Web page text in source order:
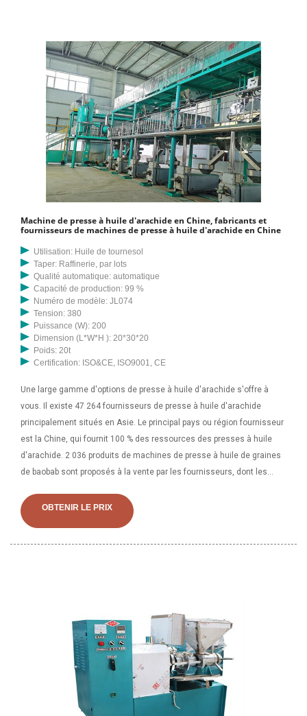
Machine de presse à huile d'arachide en Chine, fabricants et
fournisseurs de machines de presse à huile d'arachide en Chine
Utilisation: Huile de tournesol
Taper: Raffinerie, par lots
Qualité automatique: automatique
Capacité de production: 99 %
Numéro de modèle: JL074
Tension: 380
Puissance (W): 200
Dimension (L*W*H ): 20*30*20
Poids: 20t
Certification: ISO&CE, ISO9001, CE
Une large gamme d'options de presse à huile d'arachide s'offre à
vous. Il existe 47 264 fournisseurs de presse à huile d'arachide
principalement situés en Asie. Le principal pays ou région fournisseur
est la Chine, qui fournit 100 % des ressources des presses à huile
d'arachide. 2 036 produits de machines de presse à huile de graines
de baobab sont proposés à la vente par les fournisseurs, dont les
presse à huile de graines de baobab s'offre à vous comme des 1 an,
des 3 ans et des 5
OBTENIR LE PRIX